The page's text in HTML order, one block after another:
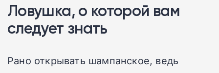
Ловушка, о которой вам
следует знать
Рано открывать шампанское, ведь